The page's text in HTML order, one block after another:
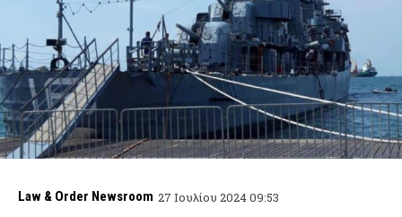
Law & Order Newsroom 27 Ιουλίου 2024 09:53